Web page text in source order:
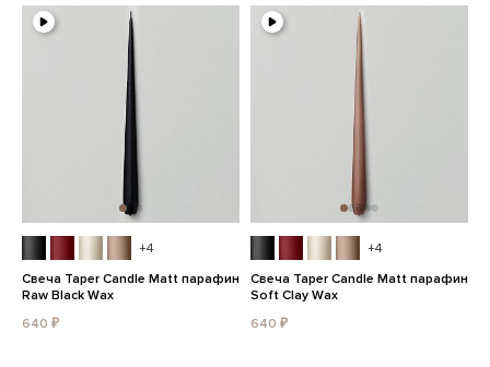
+4
Свеча Taper Candle Matt парафин
Raw Black Wax
640 ₽
+4
Свеча Taper Candle Matt парафин
Soft Clay Wax
640 ₽